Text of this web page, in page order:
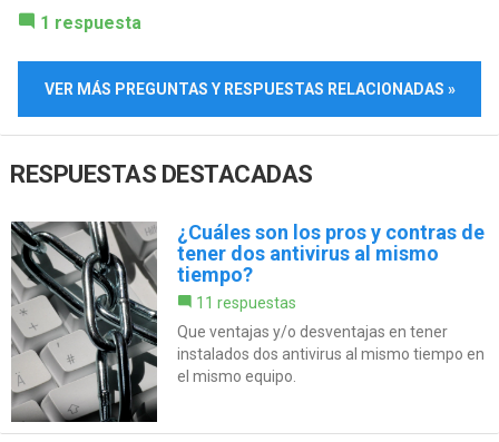
1 respuesta
VER MÁS PREGUNTAS Y RESPUESTAS RELACIONADAS »
RESPUESTAS DESTACADAS
¿Cuáles son los pros y contras de
tener dos antivirus al mismo
tiempo?
11 respuestas
Que ventajas y/o desventajas en tener
instalados dos antivirus al mismo tiempo en
el mismo equipo.